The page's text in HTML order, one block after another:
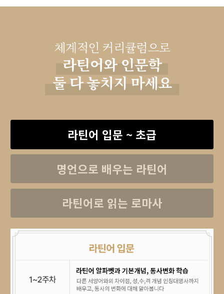
라틴어 입문 ~ 초급
명언으로 배우는 라틴어
라틴어로 읽는 로마사